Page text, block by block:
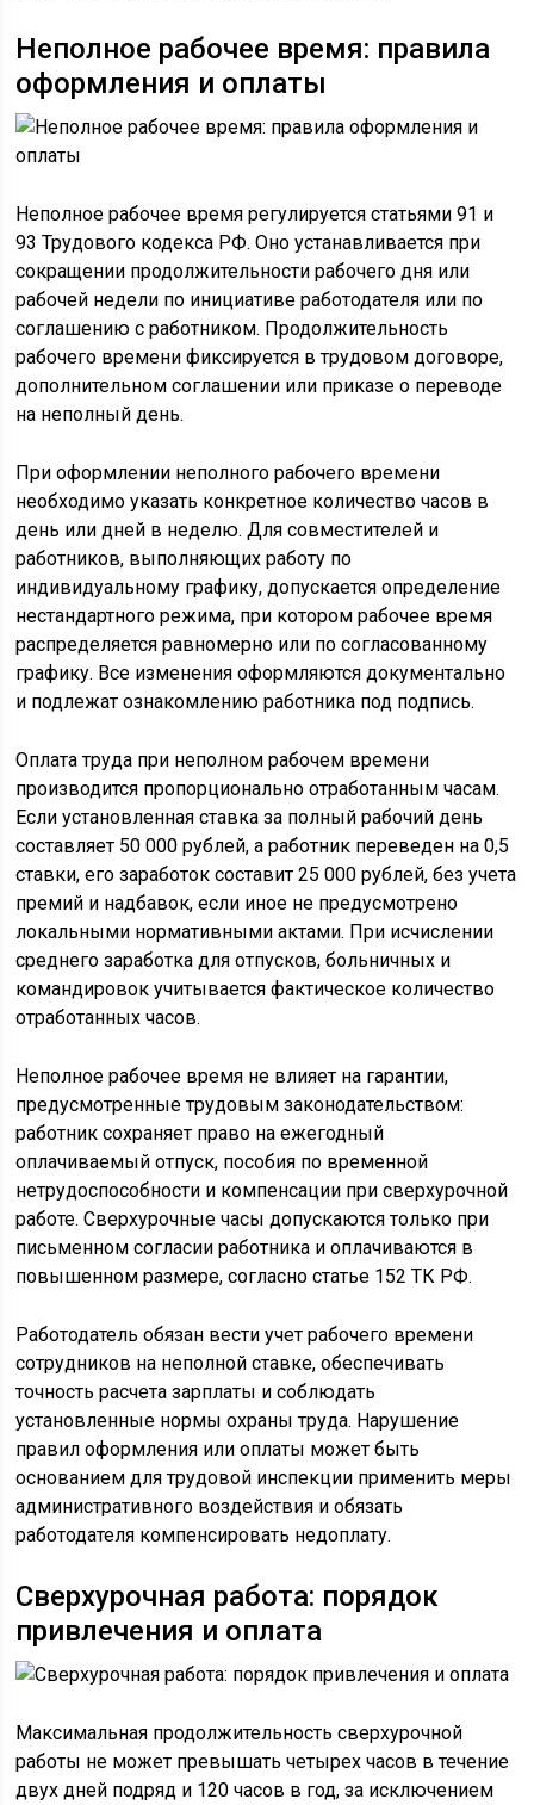
Неполное рабочее время: правила
оформления и оплаты
Неполное рабочее время регулируется статьями 91 и
93 Трудового кодекса РФ. Оно устанавливается при
сокращении продолжительности рабочего дня или
рабочей недели по инициативе работодателя или по
соглашению с работником. Продолжительность
рабочего времени фиксируется в трудовом договоре,
дополнительном соглашении или приказе о переводе
на неполный день.
При оформлении неполного рабочего времени
необходимо указать конкретное количество часов в
день или дней в неделю. Для совместителей и
работников, выполняющих работу по
индивидуальному графику, допускается определение
нестандартного режима, при котором рабочее время
распределяется равномерно или по согласованному
графику. Все изменения оформляются документально
и подлежат ознакомлению работника под подпись.
Оплата труда при неполном рабочем времени
производится пропорционально отработанным часам.
Если установленная ставка за полный рабочий день
составляет 50 000 рублей, а работник переведен на 0,5
ставки, его заработок составит 25 000 рублей, без учета
премий и надбавок, если иное не предусмотрено
локальными нормативными актами. При исчислении
среднего заработка для отпусков, больничных и
командировок учитывается фактическое количество
отработанных часов.
Неполное рабочее время не влияет на гарантии,
предусмотренные трудовым законодательством:
работник сохраняет право на ежегодный
оплачиваемый отпуск, пособия по временной
нетрудоспособности и компенсации при сверхурочной
работе. Сверхурочные часы допускаются только при
письменном согласии работника и оплачиваются в
повышенном размере, согласно статье 152 ТК РФ.
Работодатель обязан вести учет рабочего времени
сотрудников на неполной ставке, обеспечивать
точность расчета зарплаты и соблюдать
установленные нормы охраны труда. Нарушение
правил оформления или оплаты может быть
основанием для трудовой инспекции применить меры
административного воздействия и обязать
работодателя компенсировать недоплату.
Сверхурочная работа: порядок
привлечения и оплата
Максимальная продолжительность сверхурочной
работы не может превышать четырех часов в течение
двух дней подряд и 120 часов в год, за исключением